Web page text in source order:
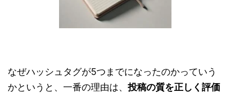
なぜハッシュタグが5つまでになったのかっていう
かというと、一番の理由は、投稿の質を正しく評価